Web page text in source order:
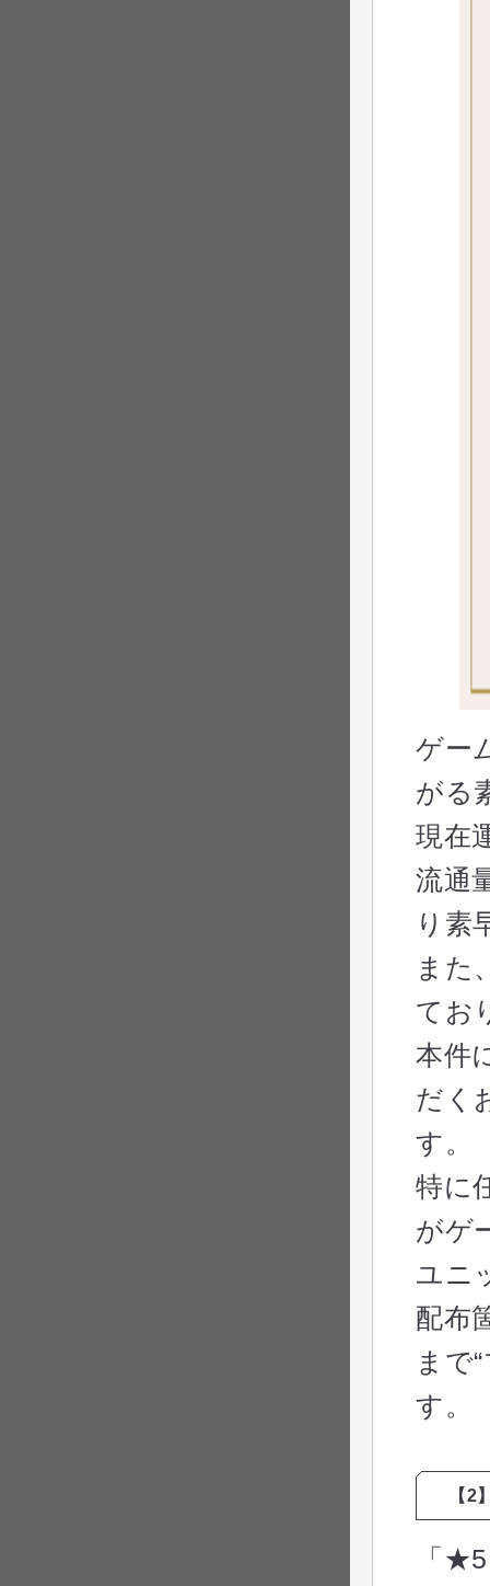
ゲー
がる
現在
流通
り素
また
てお
本件
だく
す。
特に
がゲ
ユニ
配布
まで
す。
【2
「